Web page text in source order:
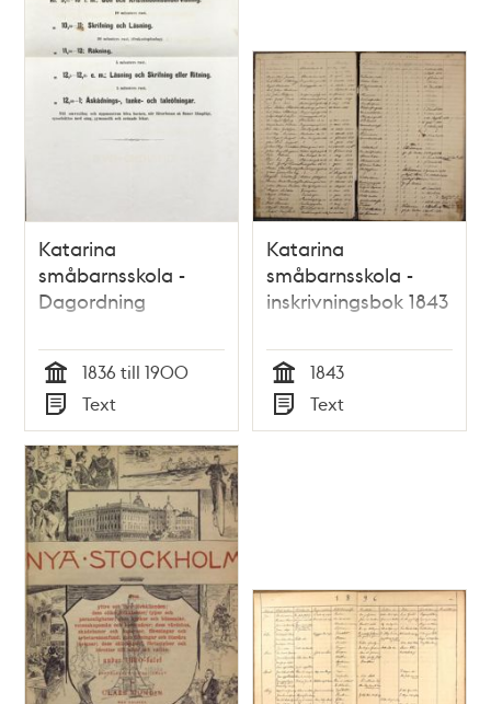
Katarina
småbarnsskola -
Dagordning
Tid
1836 till 1900
Typ
Text
Katarina
småbarnsskola -
inskrivningsbok 1843
Tid
1843
Typ
Text